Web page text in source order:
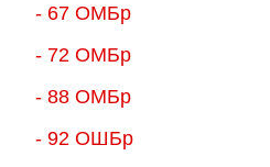
- 67 ОМБр
- 72 ОМБр
- 88 ОМБр
- 92 ОШБр